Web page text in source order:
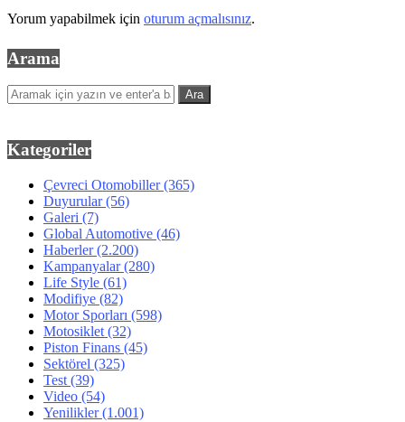
Yorum yapabilmek için oturum açmalısınız.
Arama
Kategoriler
Çevreci Otomobiller(365)
Duyurular(56)
Galeri (7)
Global Automotive (46)
Haberler(2.200)
Kampanyalar(280)
Life Style (61)
Modifiye (82)
Motor Sporları (598)
Motosiklet (32)
Piston Finans (45)
Sektörel (325)
Test (39)
Video (54)
Yenilikler(1.001)